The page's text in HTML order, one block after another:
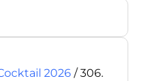
2026 / 306.